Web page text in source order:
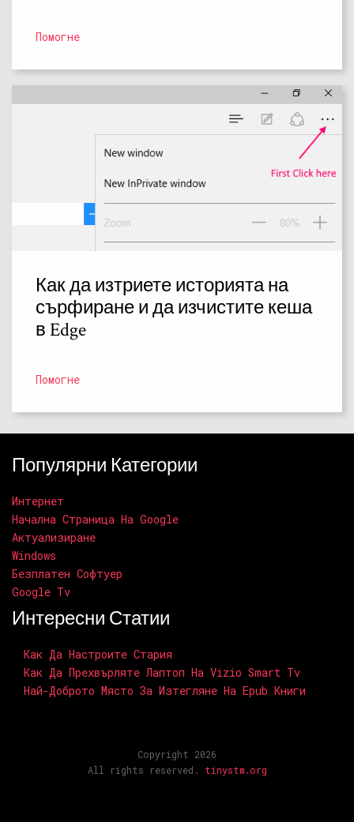
Помогне
Как да изтриете историята на
сърфиране и да изчистите кеша
в Edge
Помогне
Популярни Категории
Интернет
Начална Страница На Google
Актуализиране
Windows
Безплатен Софтуер
Google Tv
Интересни Статии
Как Да Настроите Стария
Как Да Прехвърляте Лаптоп На Vizio Smart Tv
Най-Доброто Място За Изтегляне На Epub Книги
Copyright 2026
All rights reserved. tinystm.org